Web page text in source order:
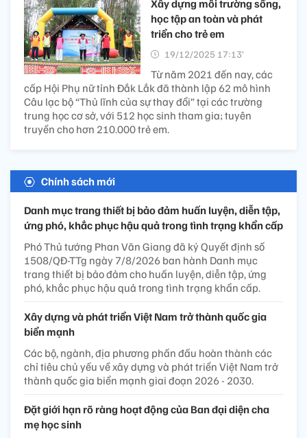
Xây dựng môi trường sống,
học tập an toàn và phát
triển cho trẻ em
19/12/2025 17:13’
Từ năm 2021 đến nay, các
cấp Hội Phụ nữ tỉnh Đắk Lắk đã thành lập 62 mô hình
Câu lạc bộ “Thủ lĩnh của sự thay đổi” tại các trường
trung học cơ sở, với 512 học sinh tham gia; tuyên
truyền cho hơn 210.000 trẻ em.
Chính sách mới
Danh mục trang thiết bị bảo đảm huấn luyện, diễn tập,
ứng phó, khắc phục hậu quả trong tình trạng khẩn cấp
Phó Thủ tướng Phan Văn Giang đã ký Quyết định số
1508/QĐ-TTg ngày 7/8/2026 ban hành Danh mục
trang thiết bị bảo đảm cho huấn luyện, diễn tập, ứng
phó, khắc phục hậu quả trong tình trạng khẩn cấp.
Xây dựng và phát triển Việt Nam trở thành quốc gia
biển mạnh
Các bộ, ngành, địa phương phấn đấu hoàn thành các
chỉ tiêu chủ yếu về xây dựng và phát triển Việt Nam trở
thành quốc gia biển mạnh giai đoạn 2026 - 2030.
Đặt giới hạn rõ ràng hoạt động của Ban đại diện cha
mẹ học sinh